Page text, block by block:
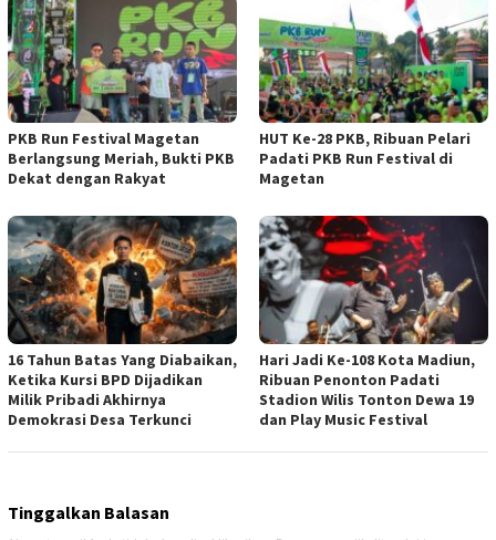
PKB Run Festival Magetan
Berlangsung Meriah, Bukti PKB
Dekat dengan Rakyat
HUT Ke-28 PKB, Ribuan Pelari
Padati PKB Run Festival di
Magetan
16 Tahun Batas Yang Diabaikan,
Ketika Kursi BPD Dijadikan
Milik Pribadi Akhirnya
Demokrasi Desa Terkunci
Hari Jadi Ke-108 Kota Madiun,
Ribuan Penonton Padati
Stadion Wilis Tonton Dewa 19
dan Play Music Festival
Tinggalkan Balasan